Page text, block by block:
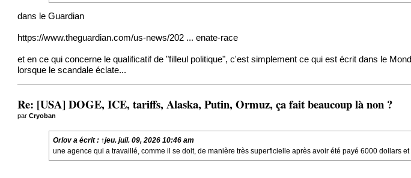
dans le Guardian
https://www.theguardian.com/us-news/202 ... enate-race
et en ce qui concerne le qualificatif de "filleul politique", c'est simplement ce qui est écrit dans le
lorsque le scandale éclate...
Re: [USA] DOGE, ICE, tariffs, Alaska, Putin, Ormuz, ça fait beaucoup là non ?
parCryoban
Orlova écrit : ↑jeu. juil. 09, 2026 10:46 am
une agence qui a travaillé, comme il se doit, de manière très superficielle après avoir été payé 6000 dollars